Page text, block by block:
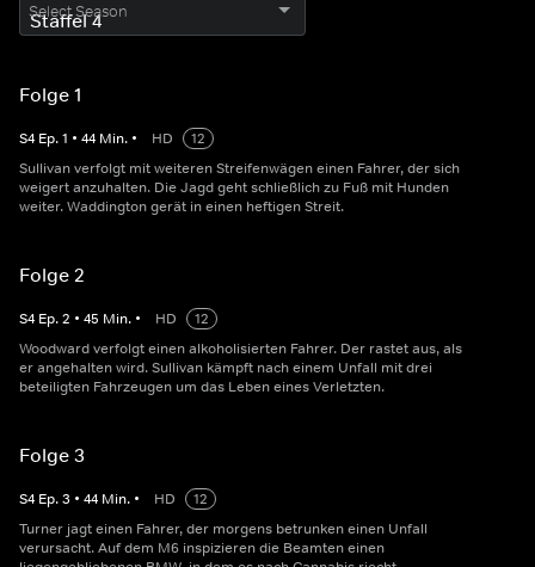
Select Season
Folge 1
S4 Ep.1 • 44 Min. • HD
12
Sullivan verfolgt mit weiteren Streifenwägen einen Fahrer, der sich
weigert anzuhalten. Die Jagd geht schließlich zu Fuß mit Hunden
weiter. Waddington gerät in einen heftigen Streit.
Folge 2
S4 Ep.2 • 45 Min. • HD
12
Woodward verfolgt einen alkoholisierten Fahrer. Der rastet aus, als
er angehalten wird. Sullivan kämpft nach einem Unfall mit drei
beteiligten Fahrzeugen um das Leben eines Verletzten.
Folge 3
S4 Ep.3 • 44 Min. • HD
12
Turner jagt einen Fahrer, der morgens betrunken einen Unfall
verursacht. Auf dem M6 inspizieren die Beamten einen